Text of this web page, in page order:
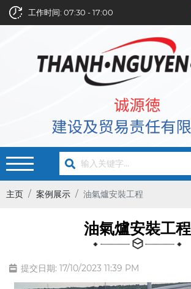
工作时间: 07:30 - 17:00
主页 案例展示 油氣爐安裝工程
油氣爐安裝工程
提交日期: 17/10/2023 11:39 PM